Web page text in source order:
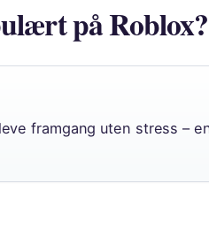
på Roblox?
framgang uten stress –